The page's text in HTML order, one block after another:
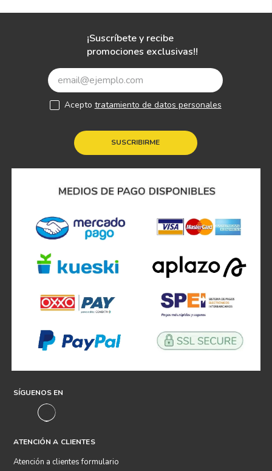
¡Suscríbete y recibe
promociones exclusivas!!
SUSCRIBIRME
Acepto tratamiento de datos personales
SÍGUENOS EN
ATENCIÓN A CLIENTES
Atención a clientes formulario